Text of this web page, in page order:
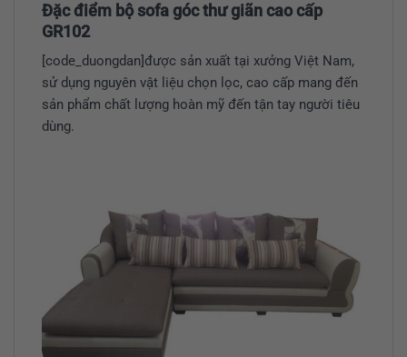
Đặc điểm bộ sofa góc thư giãn cao cấp
GR102
[code_duongdan]được sản xuất tại xưởng Việt Nam,
sử dụng nguyên vật liệu chọn lọc, cao cấp mang đến
sản phẩm chất lượng hoàn mỹ đến tận tay người tiêu
dùng.